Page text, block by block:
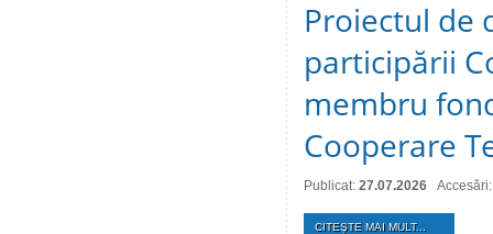
Proiectul de
participării
membru
Cooperare
Publicat: 27.07.2026
CITEŞTE MAI MULT...